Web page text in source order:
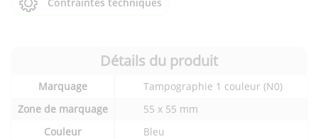
Détails
techniques
du
produit
Détails du produit
Marquage
Tampographie 1 couleur (N0)
Zone de marquage
55 x 55 mm
Couleur
Bleu